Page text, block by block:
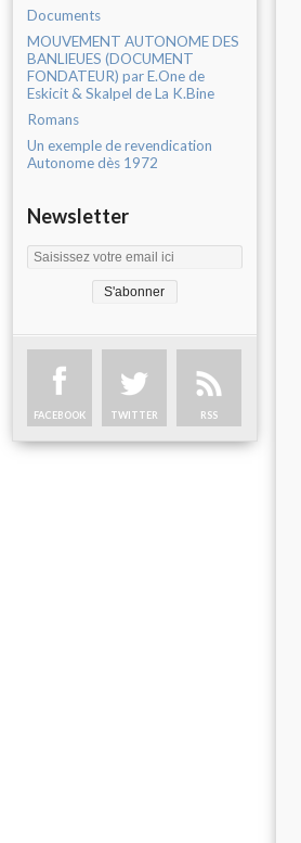
Documents
MOUVEMENT AUTONOME DES
BANLIEUES (DOCUMENT
FONDATEUR) par E.One de
Eskicit & Skalpel de La K.Bine
Romans
Un exemple de revendication
Autonome dès 1972
Newsletter
FACEBOOK TWITTER RSS